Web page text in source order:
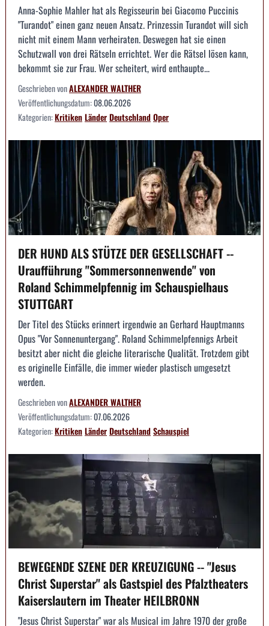
Anna-Sophie Mahler hat als Regisseurin bei Giacomo Puccinis
"Turandot" einen ganz neuen Ansatz. Prinzessin Turandot will sich
nicht mit einem Mann verheiraten. Deswegen hat sie einen
Schutzwall von drei Rätseln errichtet. Wer die Rätsel lösen kann,
bekommt sie zur Frau. Wer scheitert, wird enthaupte...
Geschrieben vonALEXANDER WALTHER
Veröffentlichungsdatum:08.06.2026
Kategorien:KritikenLänderDeutschlandOper
DER HUND ALS STÜTZE DER GESELLSCHAFT --
Uraufführung "Sommersonnenwende" von
Roland Schimmelpfennig im Schauspielhaus
STUTTGART
Der Titel des Stücks erinnert irgendwie an Gerhard Hauptmanns
Opus "Vor Sonnenuntergang". Roland Schimmelpfennigs Arbeit
besitzt aber nicht die gleiche literarische Qualität. Trotzdem gibt
es originelle Einfälle, die immer wieder plastisch umgesetzt
werden.
Geschrieben vonALEXANDER WALTHER
Veröffentlichungsdatum:07.06.2026
Kategorien:KritikenLänderDeutschlandSchauspiel
BEWEGENDE SZENE DER KREUZIGUNG -- "Jesus
Christ Superstar" als Gastspiel des Pfalztheaters
Kaiserslautern im Theater HEILBRONN
"Jesus Christ Superstar" war als Musical im Jahre 1970 der große